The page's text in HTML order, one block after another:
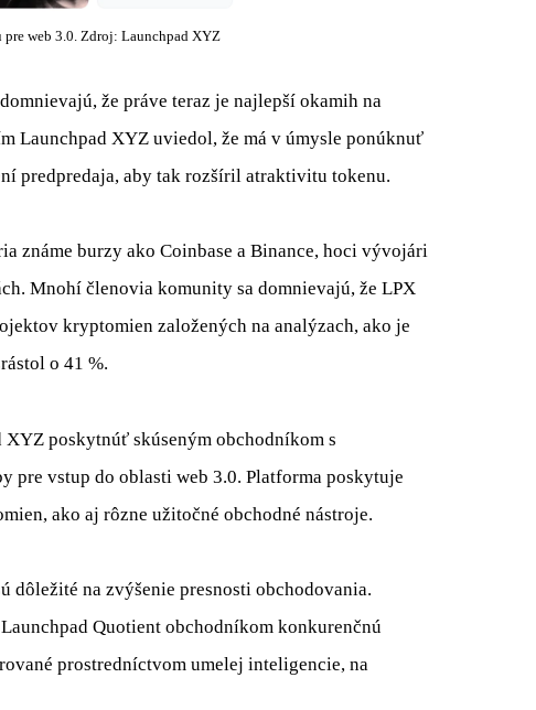
web 3.0. Zdroj: Launchpad XYZ
že práve teraz je najlepší okamih na
Launchpad XYZ uviedol, že má v úmysle ponúknuť
predpredaja, aby tak rozšíril atraktivitu tokenu.
známe burzy ako Coinbase a Binance, hoci vývojári
Mnohí členovia komunity sa domnievajú, že LPX
kryptomien založených na analýzach, ako je
o 41 %.
poskytnúť skúseným obchodníkom s
pre vstup do oblasti web 3.0. Platforma poskytuje
ako aj rôzne užitočné obchodné nástroje.
dôležité na zvýšenie presnosti obchodovania.
Quotient obchodníkom konkurenčnú
prostredníctvom umelej inteligencie, na